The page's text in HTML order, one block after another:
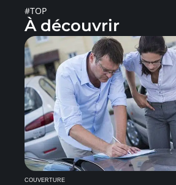
#TOP
À découvrir
COUVERTURE